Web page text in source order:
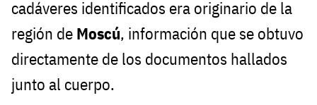
cadáveres identificados era originario de la
región de Moscú, información que se obtuvo
directamente de los documentos hallados
junto al cuerpo.